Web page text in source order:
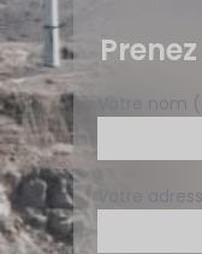
Votre nom
Votre